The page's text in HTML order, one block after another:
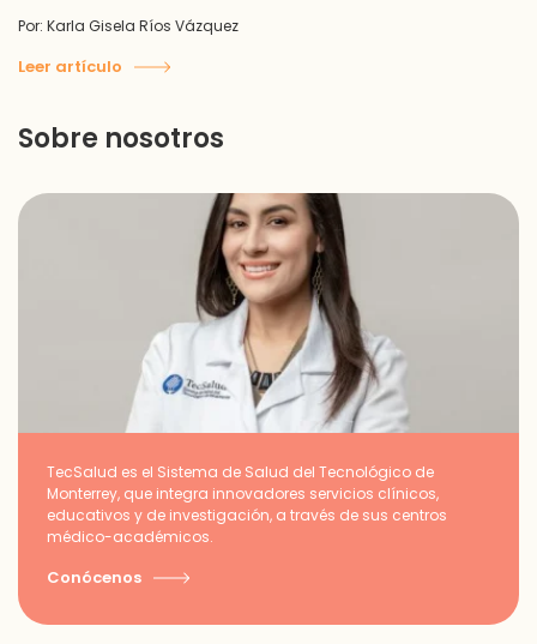
Por: Karla Gisela Ríos Vázquez
Leer artículo
Sobre nosotros
TecSalud es el Sistema de Salud del Tecnológico de
Monterrey, que integra innovadores servicios clínicos,
educativos y de investigación, a través de sus centros
médico-académicos.
Conócenos